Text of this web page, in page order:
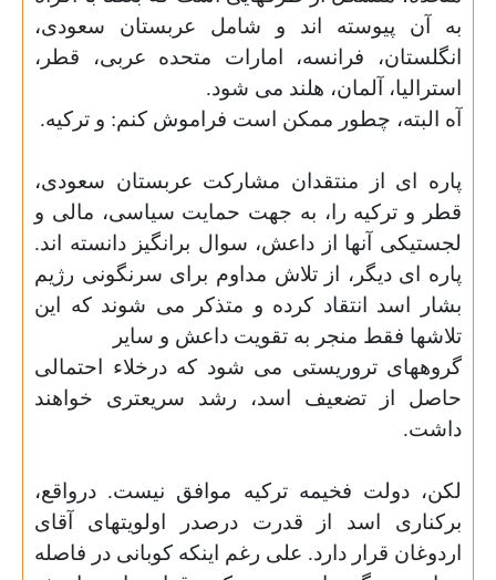
به آن پیوسته اند و شامل عربستان سعودی،
انگلستان، فرانسه، امارات متحده عربی، قطر،
استرالیا، آلمان، هلند می شود.
آه البته، چطور ممکن است فراموش کنم: و ترکیه.
پاره ای از منتقدان مشارکت عربستان سعودی،
قطر و ترکیه را، به جهت حمایت سیاسی، مالی و
لجستیکی آنها از داعش، سوال برانگیز دانسته اند.
پاره ای دیگر، از تلاش مداوم برای سرنگونی رژیم
بشار اسد انتقاد کرده و متذکر می شوند که این
تلاشها فقط منجر به تقویت داعش و سایر
گروههای تروریستی می شود که درخلاء احتمالی
حاصل از تضعیف اسد، رشد سریعتری خواهند
داشت.
لکن، دولت فخیمه ترکیه موافق نیست. درواقع،
برکناری اسد از قدرت درصدر اولویتهای آقای
اردوغان قرار دارد. علی رغم اینکه کوبانی در فاصله